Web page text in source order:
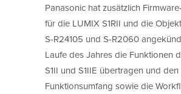
Panasonic hat zusätzlich
für die LUMIX S1RII und die
S-R24105 und S-R2060
Laufe des Jahres die Funktionen
S1II und S1IIE übertragen und den
Funktionsumfang sowie die